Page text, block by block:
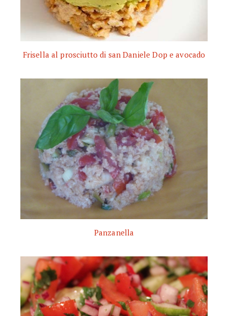
Frisella al prosciutto di san Daniele Dop e avocado
Panzanella